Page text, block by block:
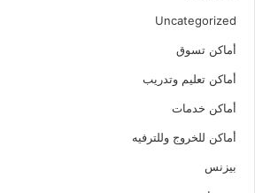
Uncategorized
أماكن تسوق
أماكن تعليم وتدريب
أماكن خدمات
أماكن للخروج وللترفيه
بيزنس